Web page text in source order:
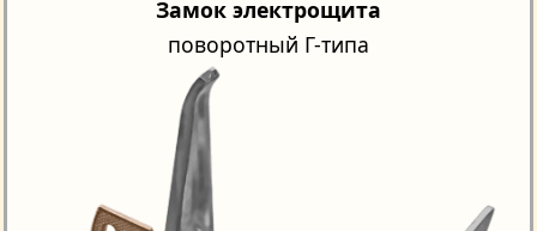
Замок электрощита
поворотный Г-типа